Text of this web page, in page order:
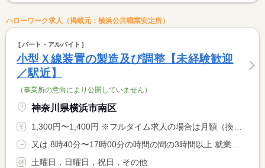
ハローワーク求人（掲載元：横浜公共職業安定所）
パート・アルバイト
小型Ｘ線装置の製造及び調整【未経験歓迎
／駅近】
（事業所の意向により公開していません）
神奈川県横浜市南区
1,300円〜1,400円 ※フルタイム求人の場合は月額（換算額）、パート求人の場合は時間額を表示しています。
又は 8時40分〜17時00分の時間の間の3時間以上 就業時間に関する特記事項 ＊就業時間は相談可（扶養控除内も相談可） <BR> <BR> ＊休憩は実働時間に応じて付与
土曜日，日曜日，祝日，その他